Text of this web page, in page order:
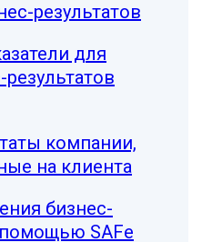
результатов
для
компании,
на клиента
бизнес-
помощью SAFe